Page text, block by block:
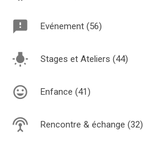
Evénement (56)
Stages et Ateliers (44)
Enfance (41)
Rencontre & échange (32)